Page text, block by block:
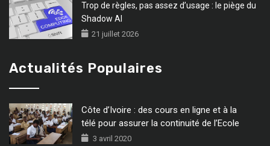
Trop de règles, pas assez d’usage : le piège du
Shadow AI
21 juillet 2026
Actualités Populaires
Côte d’Ivoire : des cours en ligne et à la
télé pour assurer la continuité de l’Ecole
3 avril 2020